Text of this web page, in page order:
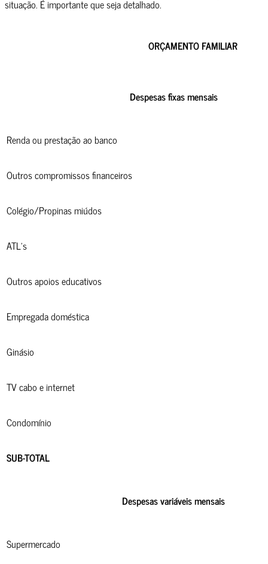
situação. É importante que seja detalhado.
ORÇAMENTO FAMILIAR
Despesas fixas mensais
Renda ou prestação ao banco
Outros compromissos financeiros
Colégio/Propinas miúdos
ATL’s
Outros apoios educativos
Empregada doméstica
Ginásio
TV cabo e internet
Condomínio
SUB-TOTAL
Despesas variáveis mensais
Supermercado